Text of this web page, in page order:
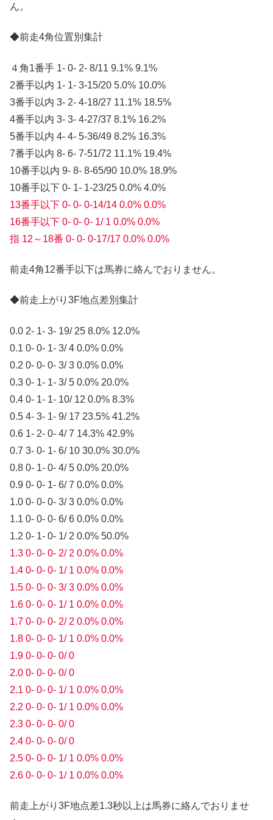
ん。
◆前走4角位置別集計
４角1番手 1- 0- 2- 8/11 9.1% 9.1%
2番手以内 1- 1- 3-15/20 5.0% 10.0%
3番手以内 3- 2- 4-18/27 11.1% 18.5%
4番手以内 3- 3- 4-27/37 8.1% 16.2%
5番手以内 4- 4- 5-36/49 8.2% 16.3%
7番手以内 8- 6- 7-51/72 11.1% 19.4%
10番手以内 9- 8- 8-65/90 10.0% 18.9%
10番手以下 0- 1- 1-23/25 0.0% 4.0%
13番手以下 0- 0- 0-14/14 0.0% 0.0%
16番手以下 0- 0- 0- 1/ 1 0.0% 0.0%
指 12～18番 0- 0- 0-17/17 0.0% 0.0%
前走4角12番手以下は馬券に絡んでおりません。
◆前走上がり3F地点差別集計
0.0 2- 1- 3- 19/ 25 8.0% 12.0%
0.1 0- 0- 1- 3/ 4 0.0% 0.0%
0.2 0- 0- 0- 3/ 3 0.0% 0.0%
0.3 0- 1- 1- 3/ 5 0.0% 20.0%
0.4 0- 1- 1- 10/ 12 0.0% 8.3%
0.5 4- 3- 1- 9/ 17 23.5% 41.2%
0.6 1- 2- 0- 4/ 7 14.3% 42.9%
0.7 3- 0- 1- 6/ 10 30.0% 30.0%
0.8 0- 1- 0- 4/ 5 0.0% 20.0%
0.9 0- 0- 1- 6/ 7 0.0% 0.0%
1.0 0- 0- 0- 3/ 3 0.0% 0.0%
1.1 0- 0- 0- 6/ 6 0.0% 0.0%
1.2 0- 1- 0- 1/ 2 0.0% 50.0%
1.3 0- 0- 0- 2/ 2 0.0% 0.0%
1.4 0- 0- 0- 1/ 1 0.0% 0.0%
1.5 0- 0- 0- 3/ 3 0.0% 0.0%
1.6 0- 0- 0- 1/ 1 0.0% 0.0%
1.7 0- 0- 0- 2/ 2 0.0% 0.0%
1.8 0- 0- 0- 1/ 1 0.0% 0.0%
1.9 0- 0- 0- 0/ 0
2.0 0- 0- 0- 0/ 0
2.1 0- 0- 0- 1/ 1 0.0% 0.0%
2.2 0- 0- 0- 1/ 1 0.0% 0.0%
2.3 0- 0- 0- 0/ 0
2.4 0- 0- 0- 0/ 0
2.5 0- 0- 0- 1/ 1 0.0% 0.0%
2.6 0- 0- 0- 1/ 1 0.0% 0.0%
前走上がり3F地点差1.3秒以上は馬券に絡んでおりませ